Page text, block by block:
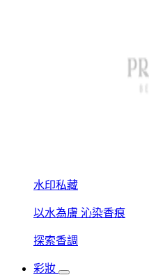
水印私藏
以水為膚 沁染香痕
探索香調
彩妝